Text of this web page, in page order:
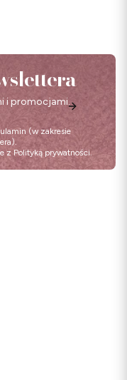
i promocjami.
(w zakresie
z Polityką prywatności.